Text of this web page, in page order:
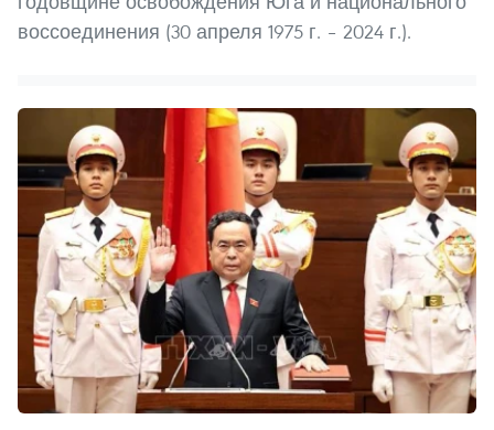
воссоединения (30 апреля 1975 г. – 2024 г.).